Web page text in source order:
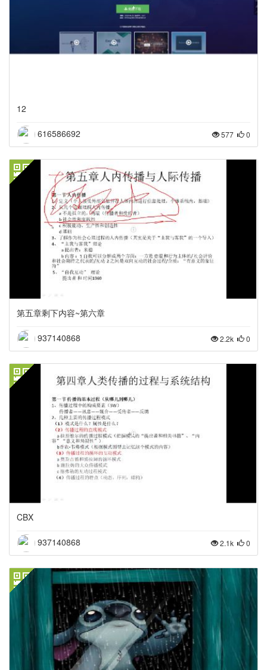
12
616586692 577 0
第五章剩下内容~第六章
937140868 2.2k 0
CBX
937140868 2.1k 0